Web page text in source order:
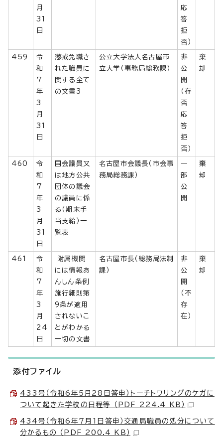
月
31
日
応
答
拒
否）
459
令
和
7
年
3
月
31
日
懲戒免職さ
れた職員に
関する全て
の文書3
公立大学法人名古屋市
立大学（事務局総務課）
非
公
開
（存
否
応
答
拒
否）
棄
却
460
令
和
7
年
3
月
31
日
国会議員又
は地方公共
団体の議会
の議員に係
る（期末手
当支給）一
覧表
名古屋市会議長（市会事
務局総務課）
一
部
公
開
棄
却
461
令
和
7
年
3
月
24
日
附属機関
には情報あ
んしん条例
施行細則第
9条が適用
されないこ
とがわかる
一切の文書
名古屋市長（総務局法制
課）
非
公
開
（不
存
在）
棄
却
添付ファイル
433号（令和6年5月28日答申）トーチトワリングのケガに
ついて起きた学校の日程等 （PDF 224.4 KB）
434号（令和6年7月1日答申）交通局職員の処分について
分かるもの （PDF 200.4 KB）